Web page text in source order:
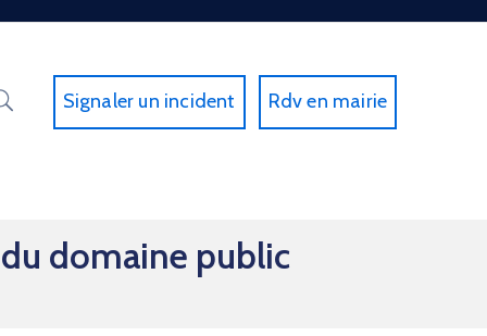
Signaler un incident Rdv en mairie
domaine public